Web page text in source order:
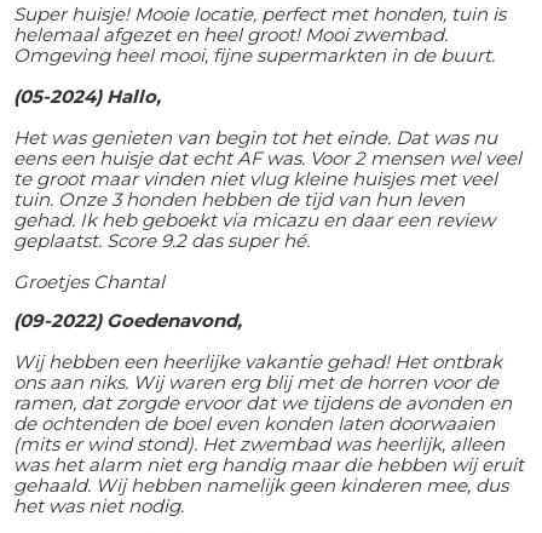
Super huisje! Mooie locatie, perfect met honden, tuin is
helemaal afgezet en heel groot! Mooi zwembad.
Omgeving heel mooi, fijne supermarkten in de buurt.
(05-2024) Hallo,
Het was genieten van begin tot het einde. Dat was nu
eens een huisje dat echt AF was. Voor 2 mensen wel veel
te groot maar vinden niet vlug kleine huisjes met veel
tuin. Onze 3 honden hebben de tijd van hun leven
gehad. Ik heb geboekt via micazu en daar een review
geplaatst. Score 9.2 das super hé.
Groetjes Chantal
(09-2022) Goedenavond,
Wij hebben een heerlijke vakantie gehad! Het ontbrak
ons aan niks. Wij waren erg blij met de horren voor de
ramen, dat zorgde ervoor dat we tijdens de avonden en
de ochtenden de boel even konden laten doorwaaien
(mits er wind stond). Het zwembad was heerlijk, alleen
was het alarm niet erg handig maar die hebben wij eruit
gehaald. Wij hebben namelijk geen kinderen mee, dus
het was niet nodig.